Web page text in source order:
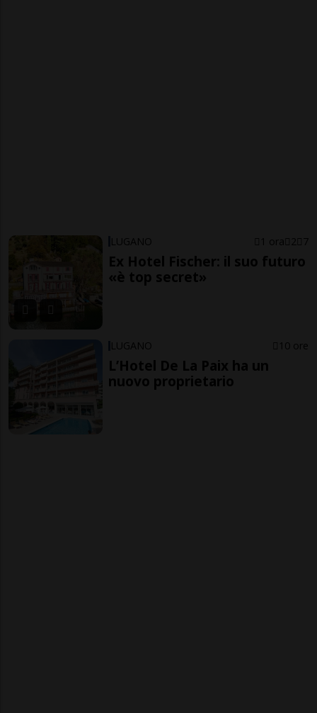
LUGANO 1 ora 2 7
Ex Hotel Fischer: il suo futuro
«è top secret»
LUGANO 10 ore
L’Hotel De La Paix ha un
nuovo proprietario